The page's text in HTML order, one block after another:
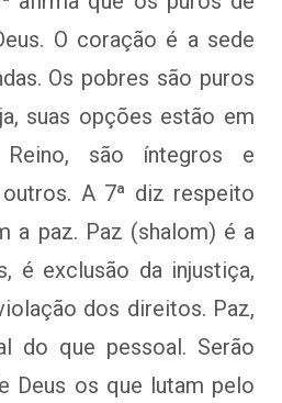
O coração é a sede
Os pobres são puros
suas opções estão em
são íntegros e
A 7ª diz respeito
a paz. Paz (shalom) é a
é exclusão da injustiça,
dos direitos. Paz,
do que pessoal. Serão
Deus os que lutam pelo